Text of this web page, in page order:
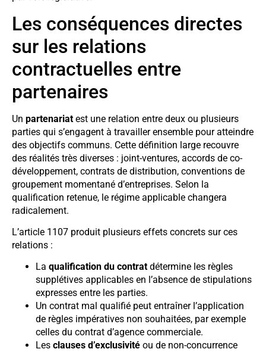
Les conséquences directes
sur les relations
contractuelles entre
partenaires
Un partenariat est une relation entre deux ou plusieurs
parties qui s’engagent à travailler ensemble pour atteindre
des objectifs communs. Cette définition large recouvre
des réalités très diverses : joint-ventures, accords de co-
développement, contrats de distribution, conventions de
groupement momentané d’entreprises. Selon la
qualification retenue, le régime applicable changera
radicalement.
L’article 1107 produit plusieurs effets concrets sur ces
relations :
La qualification du contrat détermine les règles
supplétives applicables en l’absence de stipulations
expresses entre les parties.
Un contrat mal qualifié peut entraîner l’application
de règles impératives non souhaitées, par exemple
celles du contrat d’agence commerciale.
Les clauses d’exclusivité ou de non-concurrence